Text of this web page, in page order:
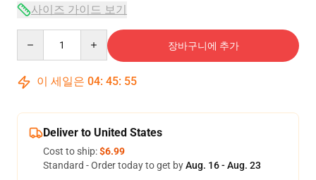
사이즈 가이드 보기
장바구니에 추가
이 세일은 04: 45: 54
Deliver to United States
Cost to ship:$6.99
Standard - Order today to get byAug. 16 - Aug. 23